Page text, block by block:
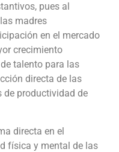
pues al
madres
en el mercado
crecimiento
talento para las
directa de las
de productividad de
directa en el
física y mental de las